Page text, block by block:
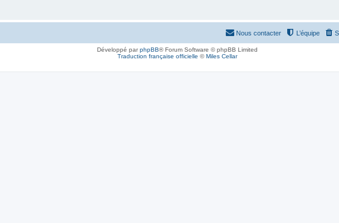
L’équipe
Nous contacter
Développé parphpBB® Forum Software © phpBB Limited
Traduction française officielle ©Miles Cellar